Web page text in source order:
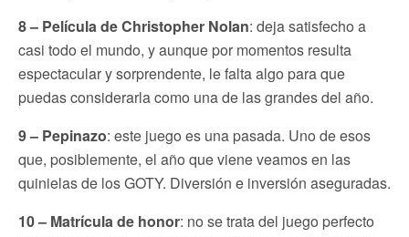
8 – Película de Christopher Nolan: deja satisfecho a
casi todo el mundo, y aunque por momentos resulta
espectacular y sorprendente, le falta algo para que
puedas considerarla como una de las grandes del año.
9 – Pepinazo: este juego es una pasada. Uno de esos
que, posiblemente, el año que viene veamos en las
quinielas de los GOTY. Diversión e inversión aseguradas.
10 – Matrícula de honor: no se trata del juego perfecto